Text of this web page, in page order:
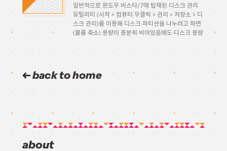
일반적으로 윈도우 비스타/7에 탑재된 디스크 관리
유틸리티 (시작 > 컴퓨터 우클릭 > 관리 > 저장소 > 디
스크 관리)를 이용해 디스크 파티션을 나누려고 하면
(볼륨 축소) 용량이 충분히 비어있음에도 디스크 용량
의 경우 최대 280GB정도라던가) […]
back to home
about